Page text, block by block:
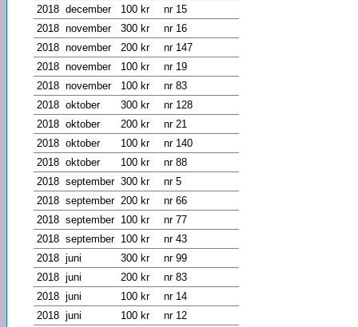
2018 december 100 kr
nr 15
2018 november 300 kr
nr 16
2018 november 200 kr
nr 147
2018 november 100 kr
nr 19
2018 november 100 kr
nr 83
2018 oktober 300 kr
nr 128
2018 oktober 200 kr
nr 21
2018 oktober 100 kr
nr 140
2018 oktober 100 kr
nr 88
2018 september 300 kr
nr 5
2018 september 200 kr
nr 66
2018 september 100 kr
nr 77
2018 september 100 kr
nr 43
2018 juni 300 kr
nr 99
2018 juni 200 kr
nr 83
2018 juni 100 kr
nr 14
2018 juni 100 kr
nr 12